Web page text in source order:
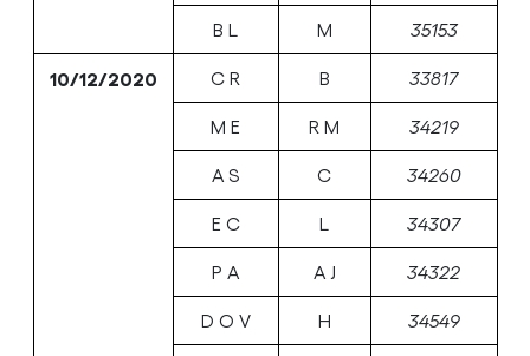
B L M 35153
10/12/2020 C R B 33817
M E R M 34219
A S C 34260
E C L 34307
P A A J 34322
D O V H 34549